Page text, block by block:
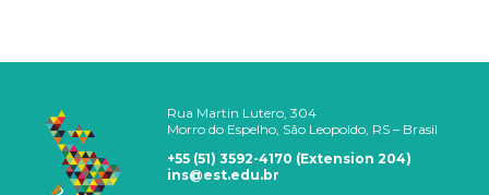
Rua Martin Lutero, 304
Morro do Espelho, São Leopoldo, RS – Brasil
+55 (51) 3592-4170 (Extension 204)
ins@est.edu.br